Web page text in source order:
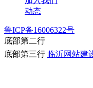
动态
鲁ICP备16006322号
底部第二行
底部第三行 临沂网站建